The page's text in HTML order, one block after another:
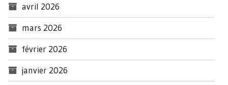
avril 2026
mars 2026
février 2026
janvier 2026